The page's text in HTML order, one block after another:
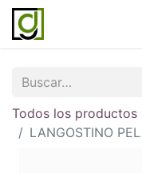
Todos los productos
LANGOSTINO